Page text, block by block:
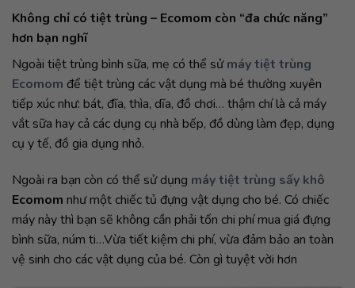
Không chỉ có tiệt trùng – Ecomom còn “đa chức năng”
hơn bạn nghĩ
Ngoài tiệt trùng bình sữa, mẹ có thể sửmáy tiệt trùng
Ecomom để tiệt trùng các vật dụng mà bé thường xuyên
tiếp xúc như: bát, đĩa, thìa, dĩa, đồ chơi… thậm chí là cả máy
vắt sữa hay cả các dụng cụ nhà bếp, đồ dùng làm đẹp, dụng
cụ y tế, đồ gia dụng nhỏ.
Ngoài ra bạn còn có thể sử dụng máy tiệt trùng sấy khô
Ecomom như một chiếc tủ đựng vật dụng cho bé. Có chiếc
máy này thì bạn sẽ không cần phải tốn chi phí mua giá đựng
bình sữa, núm ti…Vừa tiết kiệm chi phí, vừa đảm bảo an toàn
vệ sinh cho các vật dụng của bé. Còn gì tuyệt vời hơn